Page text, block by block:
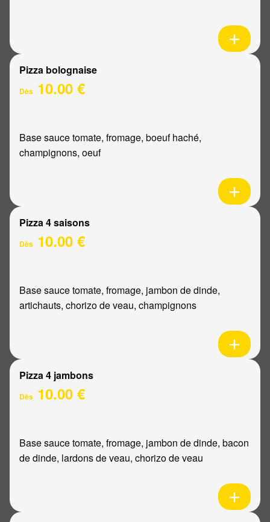
Pizza bolognaise
Dès 10.00 €
Base sauce tomate, fromage, boeuf haché,
champignons, oeuf
Pizza 4 saisons
Dès 10.00 €
Base sauce tomate, fromage, jambon de dinde,
artichauts, chorizo de veau, champignons
Pizza 4 jambons
Dès 10.00 €
Base sauce tomate, fromage, jambon de dinde, bacon
de dinde, lardons de veau, chorizo de veau